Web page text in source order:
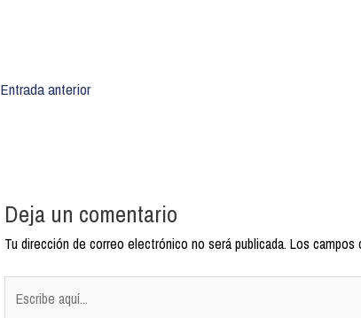
Entrada anterior
Deja un comentario
Tu dirección de correo electrónico no será publicada.Los campos